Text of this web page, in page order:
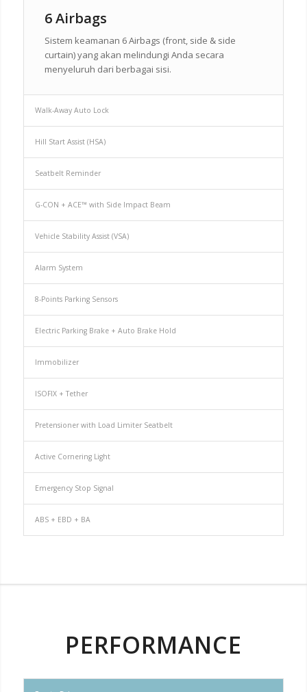
6 Airbags
Sistem keamanan 6 Airbags (front, side & side
curtain) yang akan melindungi Anda secara
menyeluruh dari berbagai sisi.
Walk-Away Auto Lock
Hill Start Assist (HSA)
Seatbelt Reminder
G-CON + ACE™ with Side Impact Beam
Vehicle Stability Assist (VSA)
Alarm System
8-Points Parking Sensors
Electric Parking Brake + Auto Brake Hold
Immobilizer
ISOFIX + Tether
Pretensioner with Load Limiter Seatbelt
Active Cornering Light
Emergency Stop Signal
ABS + EBD + BA
PERFORMANCE